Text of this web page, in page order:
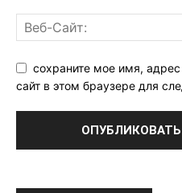
сохраните мое имя,
сайт в этом браузере для